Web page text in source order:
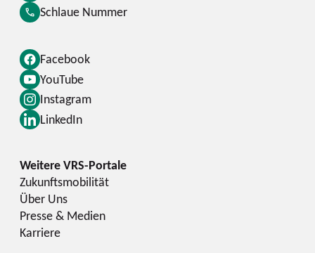
Facebook
YouTube
Instagram
LinkedIn
Schlaue Nummer
Zukunftsmobilität
Über Uns
Presse & Medien
Karriere